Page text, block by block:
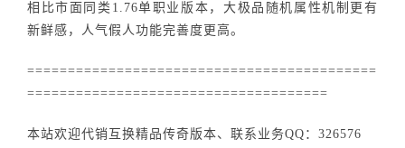
相比市面同类1.76单职业版本，大极品随机属性机制更有
新鲜感，人气假人功能完善度更高。
===========================================
=====================================
本站欢迎代销互换精品传奇版本、联系业务QQ：326576